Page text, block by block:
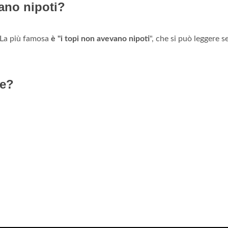
nipoti?
più famosa è "i topi non avevano nipoti", che si può leggere